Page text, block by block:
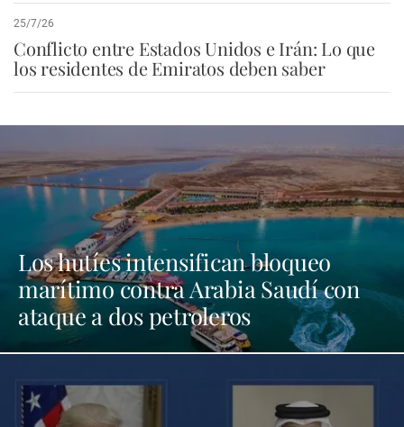
25/7/26
Conflicto entre Estados Unidos e Irán: Lo que
los residentes de Emiratos deben saber
Los hutíes intensifican bloqueo
marítimo contra Arabia Saudí con
ataque a dos petroleros